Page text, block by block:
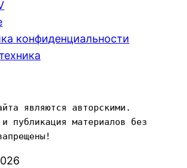
конфиденциальности
являются авторскими.
и публикация материалов без